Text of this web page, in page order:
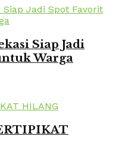
Siap Jadi
Warga